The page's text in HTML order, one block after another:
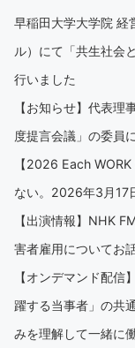
早稲田大学大学院 経
ル）にて「共生社会
行いました
【お知らせ】代表
度提言会議」の委員
【2026 Each
ない。2026年3月17
【出演情報】NHK
害者雇用についてお
【オンデマンド配
躍する当事者」の共
みを理解して一緒に